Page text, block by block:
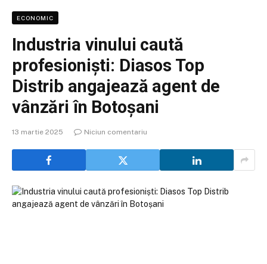
ECONOMIC
Industria vinului caută
profesioniști: Diasos Top
Distrib angajează agent de
vânzări în Botoșani
13 martie 2025 Niciun comentariu